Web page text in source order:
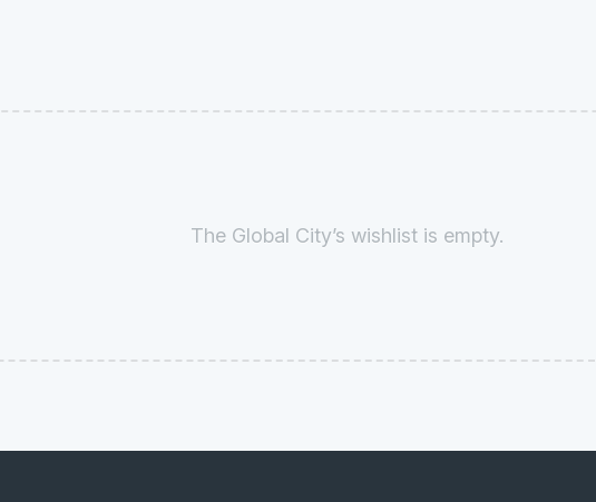
The Global City’s wishlist is empty.